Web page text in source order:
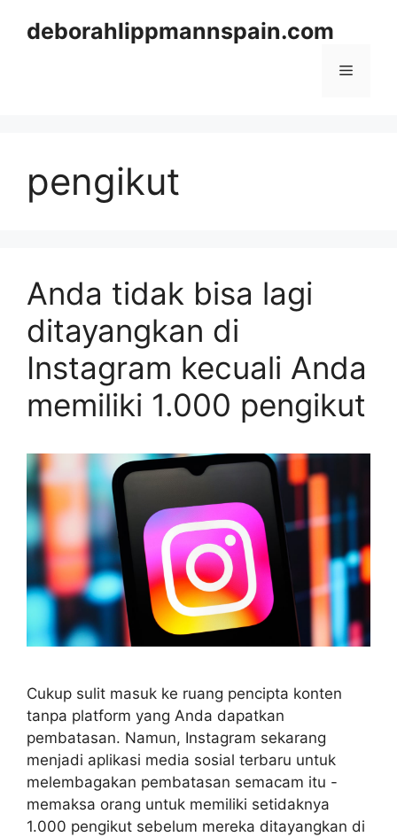
deborahlippmannspain.com
Menu
pengikut
Anda tidak bisa lagi
ditayangkan di
Instagram kecuali Anda
memiliki 1.000 pengikut
Cukup sulit masuk ke ruang pencipta konten
tanpa platform yang Anda dapatkan
pembatasan. Namun, Instagram sekarang
menjadi aplikasi media sosial terbaru untuk
melembagakan pembatasan semacam itu -
memaksa orang untuk memiliki setidaknya
1.000 pengikut sebelum mereka ditayangkan di